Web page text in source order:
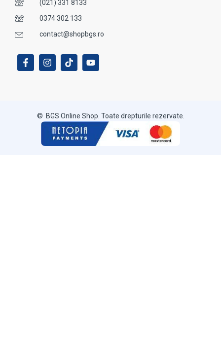
(021) 331 8133
0374 302 133
contact@shopbgs.ro
© BGS Online Shop. Toate drepturile rezervate.